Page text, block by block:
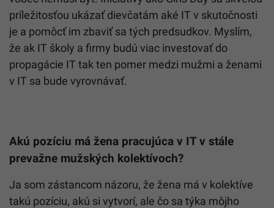
príležitosťou ukázať dievčatám aké IT v skutočnosti
je a pomôcť im zbaviť sa tých predsudkov. Myslím,
že ak IT školy a firmy budú viac investovať do
propagácie IT tak ten pomer medzi mužmi a ženami
v IT sa bude vyrovnávať.
Akú pozíciu má žena pracujúca v IT v stále
prevažne mužských kolektívoch?
Ja som zástancom názoru, že žena má v kolektíve
takú pozíciu, akú si vytvorí, ale čo sa týka môjho